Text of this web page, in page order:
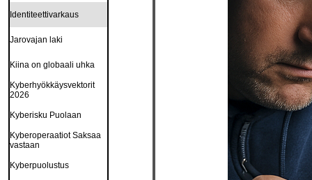
Identiteettivarkaus
Jarovajan laki
Kiina on globaali uhka
Kyberhyökkäysvektorit
2026
Kyberisku Puolaan
Kyberoperaatiot Saksaa
vastaan
Kyberpuolustus